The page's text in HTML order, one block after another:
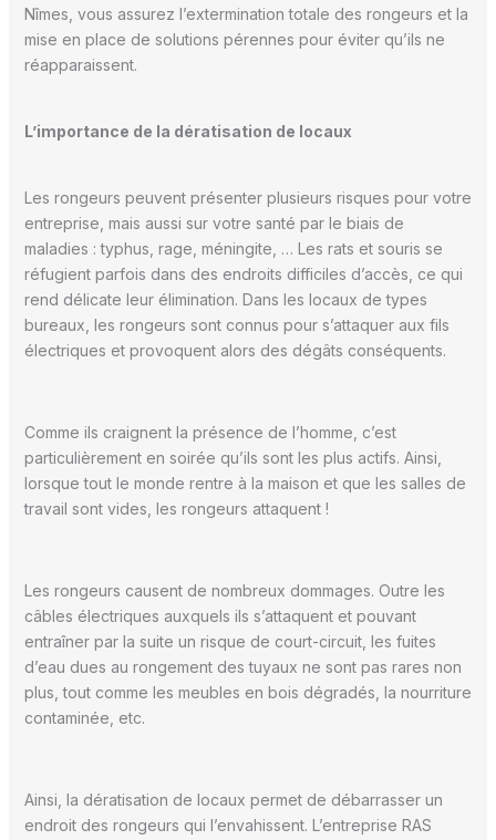
Nîmes, vous assurez l’extermination totale des rongeurs et la
mise en place de solutions pérennes pour éviter qu’ils ne
réapparaissent.
L’importance de la dératisation de locaux
Les rongeurs peuvent présenter plusieurs risques pour votre
entreprise, mais aussi sur votre santé par le biais de
maladies : typhus, rage, méningite, … Les rats et souris se
réfugient parfois dans des endroits difficiles d’accès, ce qui
rend délicate leur élimination. Dans les locaux de types
bureaux, les rongeurs sont connus pour s’attaquer aux fils
électriques et provoquent alors des dégâts conséquents.
Comme ils craignent la présence de l’homme, c’est
particulièrement en soirée qu’ils sont les plus actifs. Ainsi,
lorsque tout le monde rentre à la maison et que les salles de
travail sont vides, les rongeurs attaquent !
Les rongeurs causent de nombreux dommages. Outre les
câbles électriques auxquels ils s’attaquent et pouvant
entraîner par la suite un risque de court-circuit, les fuites
d’eau dues au rongement des tuyaux ne sont pas rares non
plus, tout comme les meubles en bois dégradés, la nourriture
contaminée, etc.
Ainsi, la dératisation de locaux permet de débarrasser un
endroit des rongeurs qui l’envahissent. L’entreprise RAS